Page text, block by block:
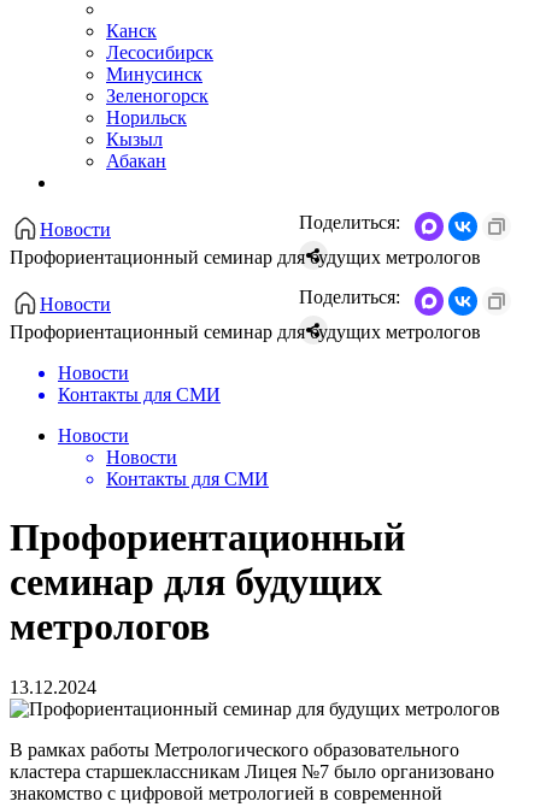
Канск
Лесосибирск
Минусинск
Зеленогорск
Норильск
Кызыл
Абакан
Новости
Профориентационный семинар для будущих метрологов
Поделиться:
Новости
Профориентационный семинар для будущих метрологов
Поделиться:
Новости
Контакты для СМИ
Новости
Новости
Контакты для СМИ
Профориентационный
семинар для будущих
метрологов
13.12.2024
В рамках работы Метрологического образовательного
кластера старшеклассникам Лицея №7 было организовано
знакомство с цифровой метрологией в современной